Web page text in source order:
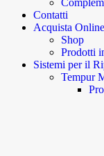
Contatti
Acquista Online
Shop
Prodotti
Sistemi per il
Tempur